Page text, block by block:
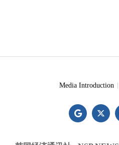
Media Introduction